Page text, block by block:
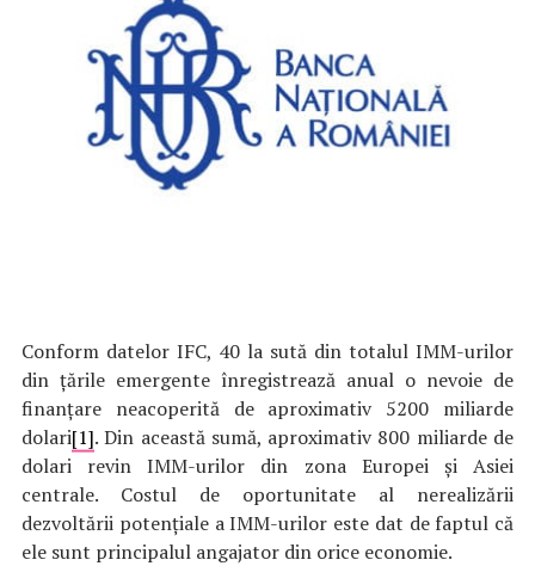
Conform datelor IFC, 40 la sută din totalul IMM-urilor
din țările emergente înregistrează anual o nevoie de
finanțare neacoperită de aproximativ 5200 miliarde
dolari[1]. Din această sumă, aproximativ 800 miliarde de
dolari revin IMM-urilor din zona Europei și Asiei
centrale. Costul de oportunitate al nerealizării
dezvoltării potențiale a IMM-urilor este dat de faptul că
ele sunt principalul angajator din orice economie.